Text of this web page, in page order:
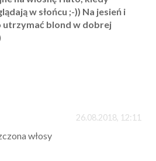
w słońcu ;-)) Na jesień i
utrzymać blond w dobrej
26.08.2018, 12:11
włosy